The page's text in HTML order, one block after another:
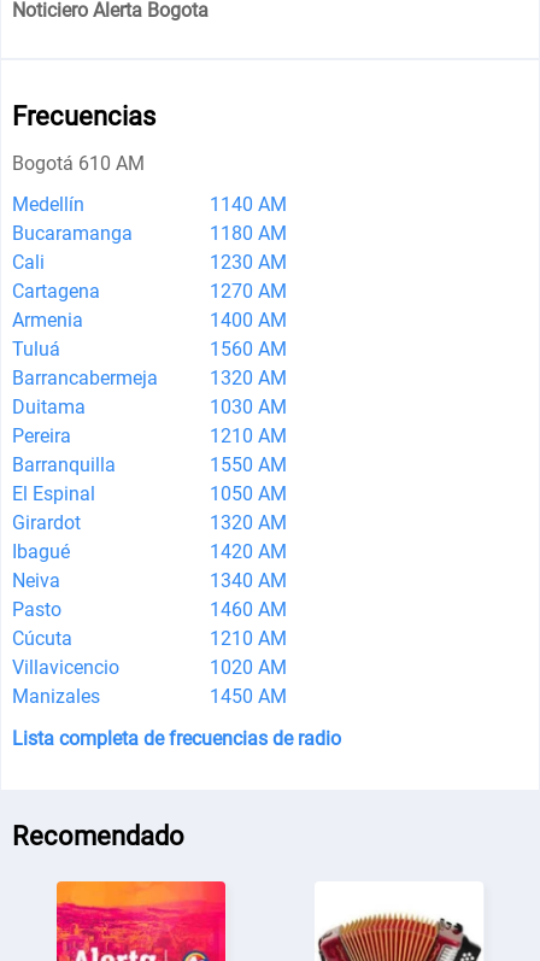
Noticiero Alerta Bogota
Frecuencias
Bogotá 610 AM
Medellín
1140 AM
Bucaramanga
1180 AM
Cali
1230 AM
Cartagena
1270 AM
Armenia
1400 AM
Tuluá
1560 AM
Barrancabermeja
1320 AM
Duitama
1030 AM
Pereira
1210 AM
Barranquilla
1550 AM
El Espinal
1050 AM
Girardot
1320 AM
Ibagué
1420 AM
Neiva
1340 AM
Pasto
1460 AM
Cúcuta
1210 AM
Villavicencio
1020 AM
Manizales
1450 AM
Lista completa de frecuencias de radio
Recomendado